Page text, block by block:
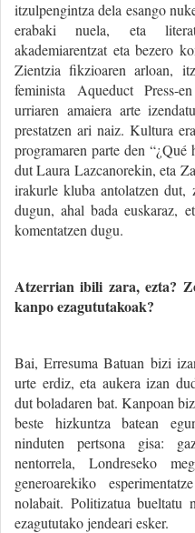
itzulpengintza dela esango
erabaki nuela, eta
akademiarentzat eta bezero
Zientzia fikzioaren arloan,
feminista Aqueduct Press-
urriaren amaiera arte
prestatzen ari naiz. Kultura
programaren parte den “¿Qué
dut Laura Lazcanorekin, eta
irakurle kluba antolatzen dut,
dugun, ahal bada euskaraz,
komentatzen dugu.
Atzerrian ibili zara, ezta?
kanpo ezagututakoak?
Bai, Erresuma Batuan bizi
urte erdiz, eta aukera izan
dut boladaren bat. Kanpoan
beste hizkuntza batean
ninduten pertsona gisa:
nentorrela, Londreseko
generoarekiko
nolabait. Politizatua bueltatu
ezagututako jendeari esker.